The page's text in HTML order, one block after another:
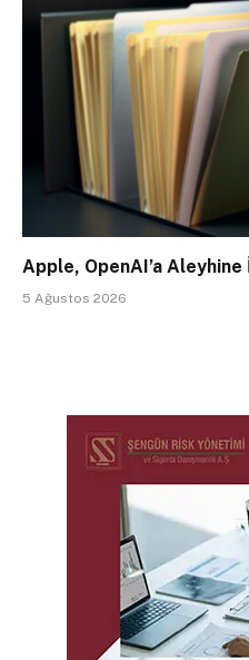
Apple, OpenAI’a
5 Ağustos 2026